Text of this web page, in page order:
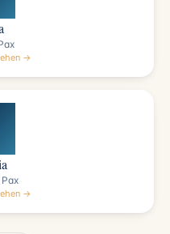
→
Pax
→